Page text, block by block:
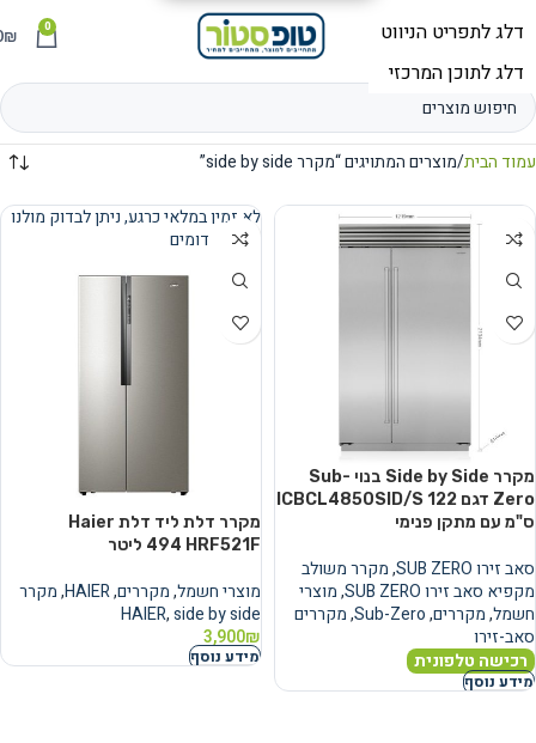
תפריט 0
₪
עמוד הבית מוצרים המתויגים “מקרר side by side”
מקרר Side by Side בנוי Sub-
Zero דגם ICBCL4850SID/S 122
ס"מ עם מתקן פנימי
סאב זירו SUB ZERO ,מקרר משולב
מקפיא סאב זירו SUB ZERO
,מוצרי
חשמל,מקררים,
Sub-Zero
,מקררים
סאב-זירו
רכישה טלפונית
מידע נוסף
נמכר
לא זמין במלאי כרגע, ניתן לבדוק מולנו
מוצרים דומים
מקרר דלת ליד דלת Haier
HRF521F ‏494 ‏ליטר
מוצרי חשמל,מקררים,
HAIER
,מקרר
HAIER,side by side
3,900₪
מידע נוסף